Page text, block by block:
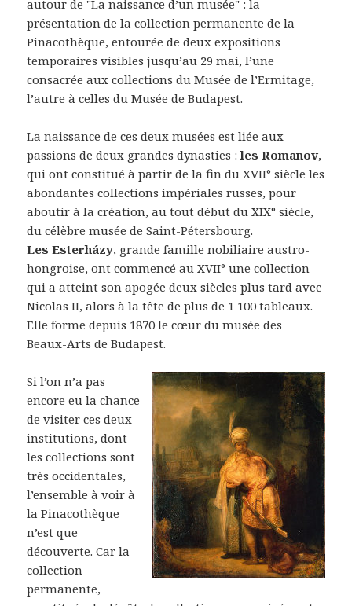
autour de "La naissance d’un musée" : la
présentation de la collection permanente de la
Pinacothèque, entourée de deux expositions
temporaires visibles jusqu’au 29 mai, l’une
consacrée aux collections du Musée de l’Ermitage,
l’autre à celles du Musée de Budapest.
La naissance de ces deux musées est liée aux
passions de deux grandes dynasties :les Romanov,
qui ont constitué à partir de la fin du XVII° siècle les
abondantes collections impériales russes, pour
aboutir à la création, au tout début du XIX° siècle,
du célèbre musée de Saint-Pétersbourg.
Les Esterházy, grande famille nobiliaire austro-
hongroise, ont commencé au XVII° une collection
qui a atteint son apogée deux siècles plus tard avec
Nicolas II, alors à la tête de plus de 1 100 tableaux.
Elle forme depuis 1870 le cœur du musée des
Beaux-Arts de Budapest.
Si l’on n’a pas
encore eu la chance
de visiter ces deux
institutions, dont
les collections sont
très occidentales,
l’ensemble à voir à
la Pinacothèque
n’est que
découverte. Car la
collection
permanente,